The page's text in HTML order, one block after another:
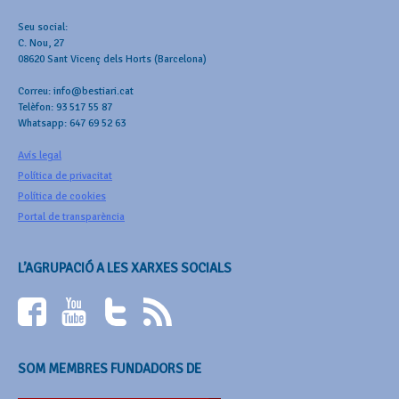
Seu social:
C. Nou, 27
08620 Sant Vicenç dels Horts (Barcelona)
Correu: info@bestiari.cat
Telèfon: 93 517 55 87
Whatsapp: 647 69 52 63
Avís legal
Política de privacitat
Política de cookies
Portal de transparència
L’AGRUPACIÓ A LES XARXES SOCIALS
SOM MEMBRES FUNDADORS DE